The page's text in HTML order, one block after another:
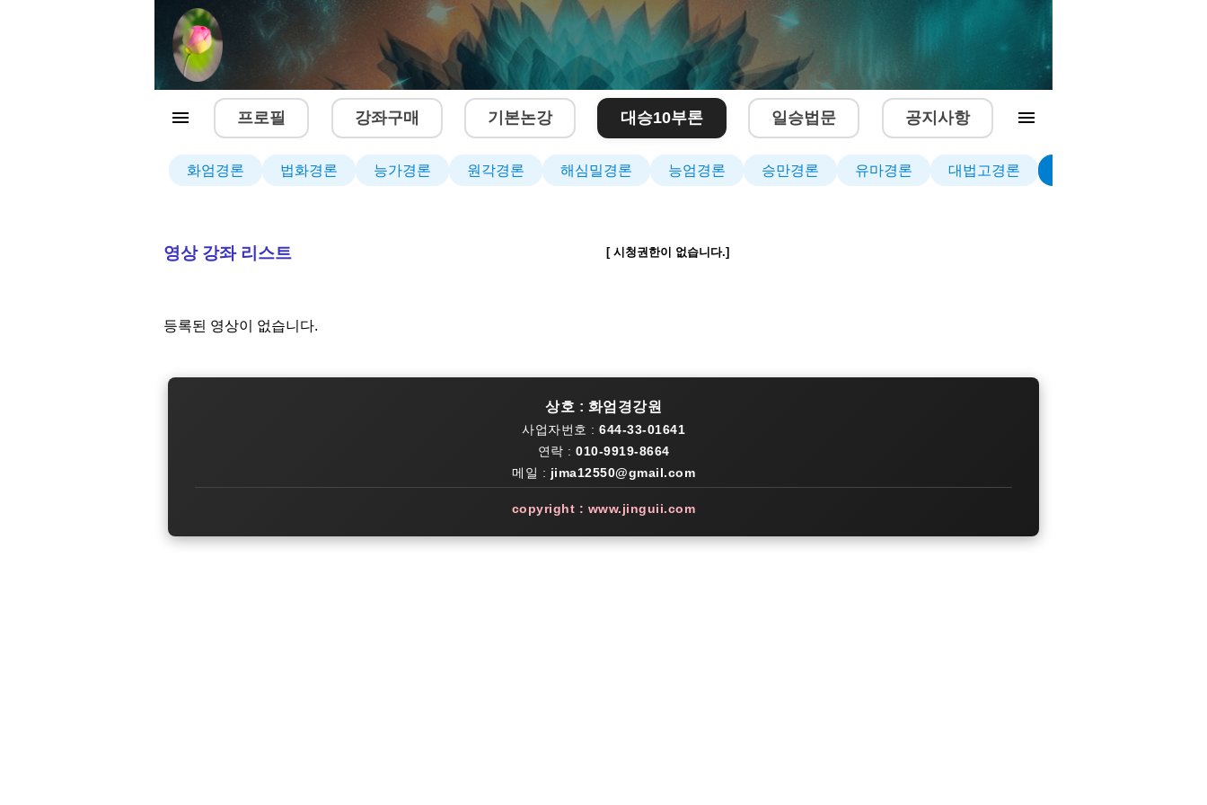
프로필 강좌구매 기본논강 대승10부론 일승법문 공지사항
화엄경론 법화경론 능가경론 원각경론 해심밀경론 능엄경론 승만경론 유마경론 대법고경론
영상 강좌 리스트 [ 시청권한이 없습니다.]
등록된 영상이 없습니다.
상호 : 화엄경강원
사업자번호 : 644-33-01641
연락 : 010-9919-8664
메일 : jima12550@gmail.com
copyright : www.jinguii.com